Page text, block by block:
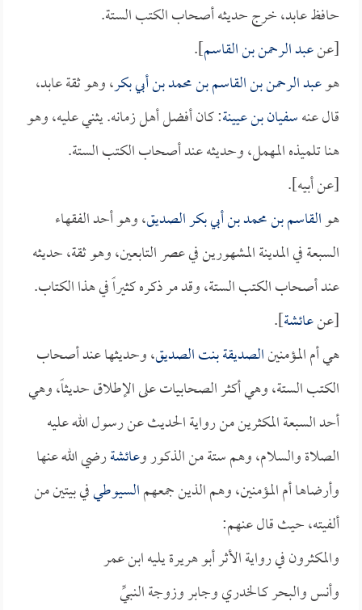
حافظ عابد، خرج حديثه أصحاب الكتب الستة.
[عنعبد الرحمن بن القاسم].
هوعبد الرحمن بن القاسم بن محمد بن أبي بكر، وهو ثقة عابد،
قال عنهسفيان بن عيينة: كان أفضل أهل زمانه. يثني عليه، وهو
هنا تلميذه المهمل، وحديثه عند أصحاب الكتب الستة.
[عن أبيه].
هوالقاسم بن محمد بن أبي بكر الصديق، وهو أحد الفقهاء
السبعة في المدينة المشهورين في عصر التابعين، وهو ثقة، حديثه
عند أصحاب الكتب الستة، وقد مر ذكره كثيراً في هذا الكتاب.
[عنعائشة].
هي أم المؤمنينالصديقة بنت الصديق، وحديثها عند أصحاب
الكتب الستة، وهي أكثر الصحابيات على الإطلاق حديثاً، وهي
أحد السبعة المكثرين من رواية الحديث عن رسول الله عليه
الصلاة والسلام، وهم ستة من الذكور وعائشةرضي الله عنها
وأرضاها أم المؤمنين، وهم الذين جمعهمالسيوطيفي بيتين من
ألفيته، حيث قال عنهم:
والمكثرون في رواية الأثر أبو هريرة يليه ابن عمر
وأنس والبحر كـالخدري وجابر وزوجة النبيِّ